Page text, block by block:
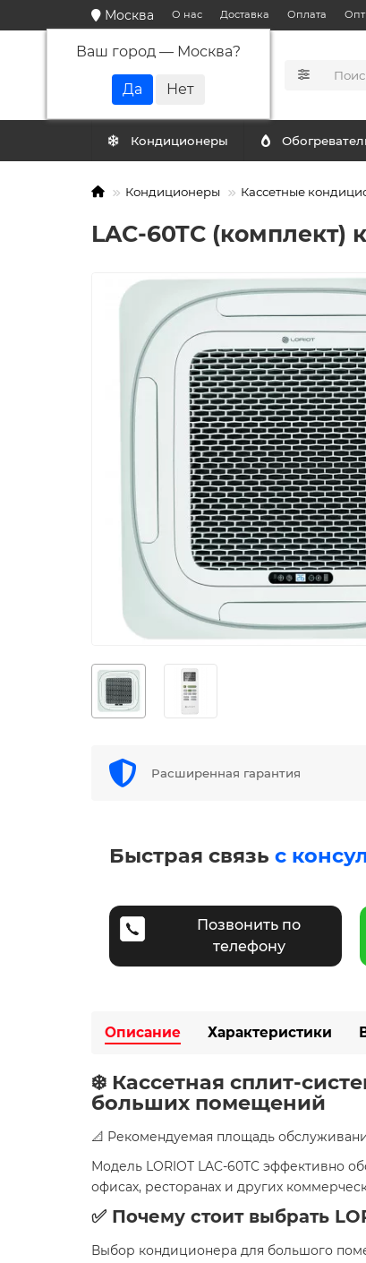
Москва
Ваш город — Москва?
О нас Доставка Оплата Опт
Кондиционеры
Кондиционеры Кассетные
LAC-60TC (комплект)
Расширенная гарантия
Быстрая связь с
Позвонить по
телефону
Описание Характеристики
❄️ Кассетная сплит-
больших помещений
📐 Рекомендуемая площадь
Модель LORIOT LAC-60TC эффективно
офисах, ресторанах и других
✅ Почему стоит выбрать
Выбор кондиционера для большого